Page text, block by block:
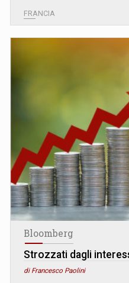
FRANCIA
Bloomberg
Strozzati dagli
di Francesco Paolini